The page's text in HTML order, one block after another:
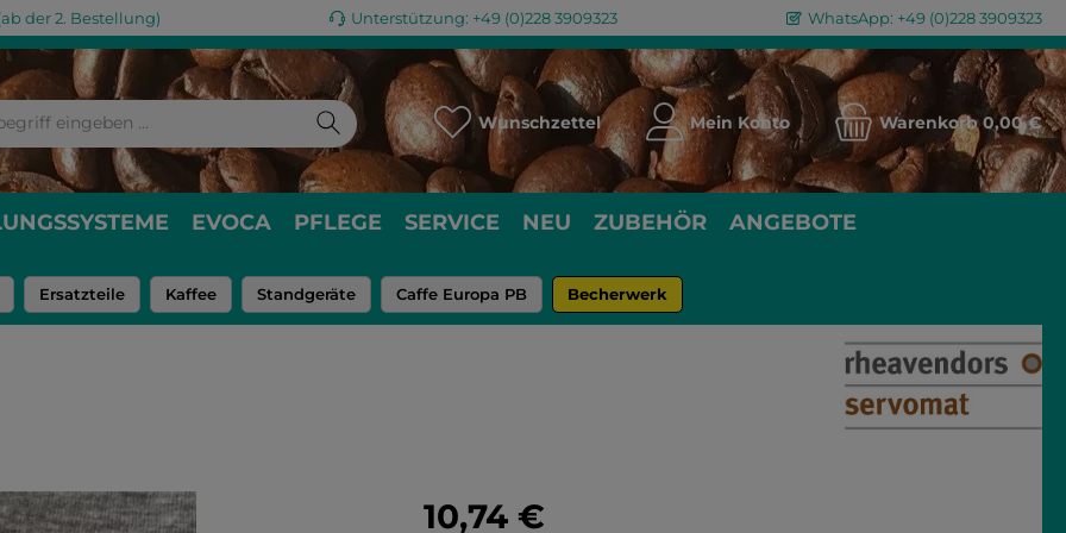
der 2. Bestellung) Unterstützung: +49 (0)228 3909323 WhatsApp: +49 (0)228 3909323
WunschzettelDu hast 0 Produkte auf dem Merkzettel
Mein Konto Warenkorb 0,00 €
EVOCA PFLEGE SERVICE NEU ZUBEHÖR ANGEBOTE
Ersatzteile Kaffee Standgeräte Caffe Europa PB Becherwerk
Regulärer Preis:
10,74 €